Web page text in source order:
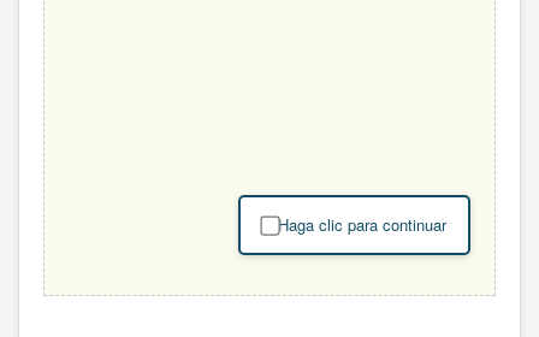
Haga clic para continuar